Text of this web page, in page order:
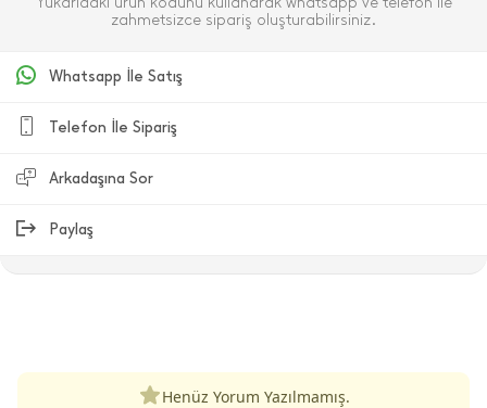
zahmetsizce sipariş oluşturabilirsiniz.
Whatsapp İle Satış
Telefon İle Sipariş
Arkadaşına Sor
Paylaş
Henüz Yorum Yazılmamış.